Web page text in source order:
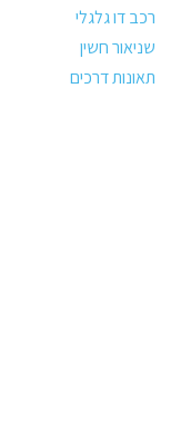
רכב דו גלגלי
שניאור חשין
תאונות דרכים